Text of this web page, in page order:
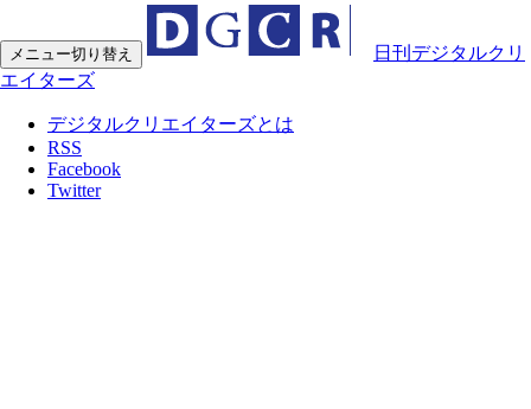
メニュー切り替え
日刊デジタルクリ
エイターズ
デジタルクリエイターズとは
RSS
Facebook
Twitter